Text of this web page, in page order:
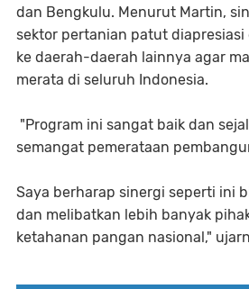
dan Bengkulu. Menurut Martin,
sektor pertanian patut
ke daerah-daerah lainnya agar
merata di seluruh Indonesia.
"Program ini sangat baik dan
semangat pemerataan
Saya berharap sinergi seperti ini
dan melibatkan lebih banyak
ketahanan pangan nasional,"